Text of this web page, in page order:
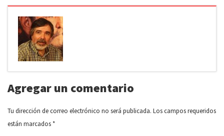
Agregar un comentario
Tu dirección de correo electrónico no será publicada. Los campos requeridos
están marcados *